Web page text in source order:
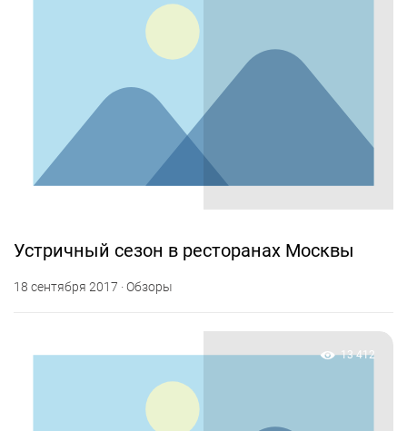
Устричный сезон в ресторанах Москвы
18 сентября 2017 · Обзоры
13 412